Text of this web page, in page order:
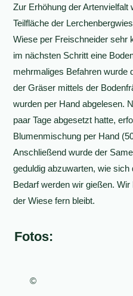
Zur Erhöhung der Artenvielfalt
Teilfläche der
Wiese per Freischneider sehr
im nächsten Schritt eine
mehrmaliges Befahren wurde
der Gräser mittels der
wurden per Hand abgelesen.
paar Tage abgesetzt hatte,
Blumenmischung per Hand
Anschließend wurde der
geduldig abzuwarten, wie
Bedarf werden wir gießen.
der Wiese fern bleibt.
Fotos:
©